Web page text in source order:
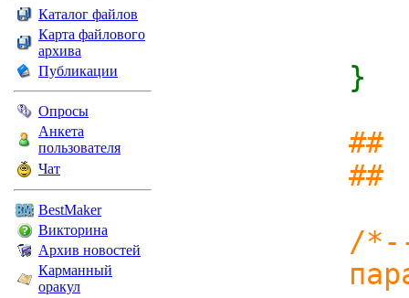
Каталог файлов
Карта файлового
архива
Публикации
Опросы
Анкета
пользователя
Чат
BestMaker
Викторина
Архив новостей
Карманный
оракул
}
##
##
/